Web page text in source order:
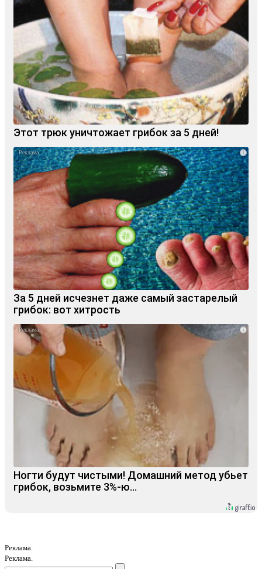
Этот трюк уничтожает грибок за 5 дней!
i
За 5 дней исчезнет даже самый застарелый
грибок: вот хитрость
i
Ногти будут чистыми! Домашний метод убьет
грибок, возьмите 3%-ю…
Реклама.
Реклама.